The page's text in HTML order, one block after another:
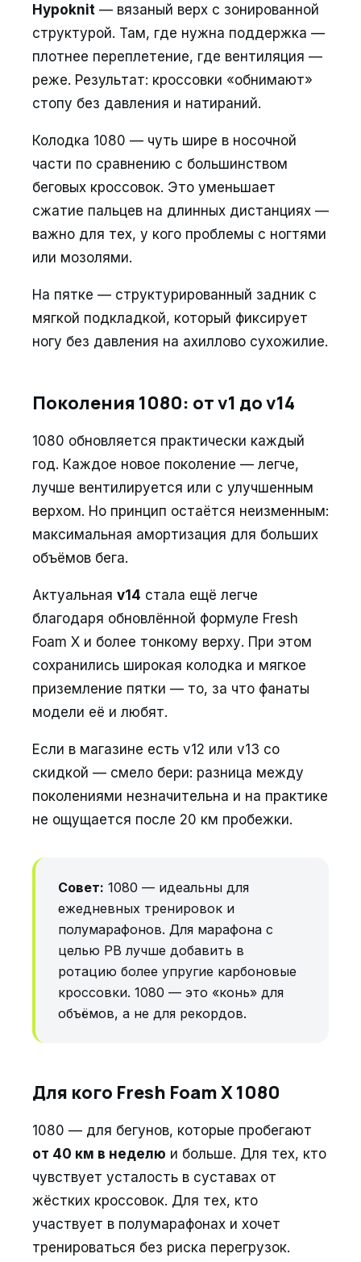
Hypoknit — вязаный верх с зонированной
структурой. Там, где нужна поддержка —
плотнее переплетение, где вентиляция —
реже. Результат: кроссовки «обнимают»
стопу без давления и натираний.
Колодка 1080 — чуть шире в носочной
части по сравнению с большинством
беговых кроссовок. Это уменьшает
сжатие пальцев на длинных дистанциях —
важно для тех, у кого проблемы с ногтями
или мозолями.
На пятке — структурированный задник с
мягкой подкладкой, который фиксирует
ногу без давления на ахиллово сухожилие.
Поколения 1080: от v1 до v14
1080 обновляется практически каждый
год. Каждое новое поколение — легче,
лучше вентилируется или с улучшенным
верхом. Но принцип остаётся неизменным:
максимальная амортизация для больших
объёмов бега.
Актуальная v14 стала ещё легче
благодаря обновлённой формуле Fresh
Foam X и более тонкому верху. При этом
сохранились широкая колодка и мягкое
приземление пятки — то, за что фанаты
модели её и любят.
Если в магазине есть v12 или v13 со
скидкой — смело бери: разница между
поколениями незначительна и на практике
не ощущается после 20 км пробежки.
Совет: 1080 — идеальны для
ежедневных тренировок и
полумарафонов. Для марафона с
целью PB лучше добавить в
ротацию более упругие карбоновые
кроссовки. 1080 — это «конь» для
объёмов, а не для рекордов.
Для кого Fresh Foam X 1080
1080 — для бегунов, которые пробегают
от 40 км в неделю и больше. Для тех, кто
чувствует усталость в суставах от
жёстких кроссовок. Для тех, кто
участвует в полумарафонах и хочет
тренироваться без риска перегрузок.